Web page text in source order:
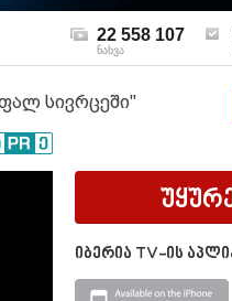
22 558 107
ნახვა
სივრცეში"
იბერია TV-ის